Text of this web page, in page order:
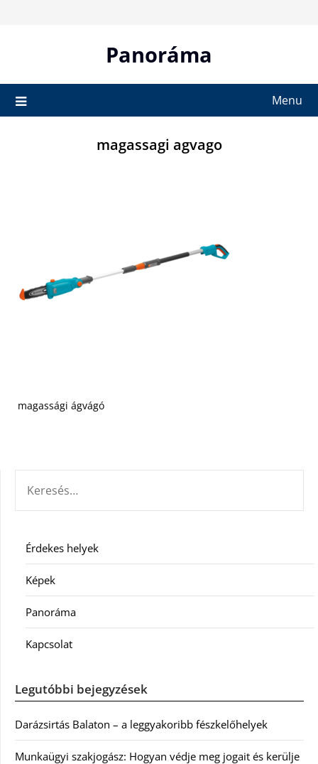
Panoráma
Menu
magassagi agvago
magassági ágvágó
Érdekes helyek
Képek
Panoráma
Kapcsolat
Legutóbbi bejegyzések
Darázsirtás Balaton – a leggyakoribb fészkelőhelyek
Munkaügyi szakjogász: Hogyan védje meg jogait és kerülje